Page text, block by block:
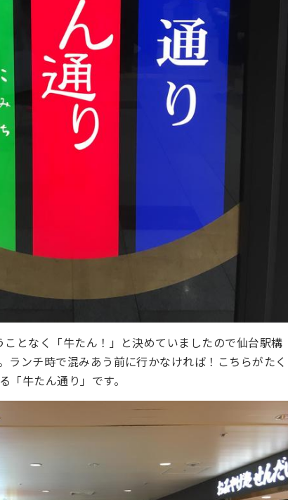
となく「牛たん！」と決めていましたので仙台駅構
ランチ時で混みあう前に行かなければ！こちらがたく
「牛たん通り」です。